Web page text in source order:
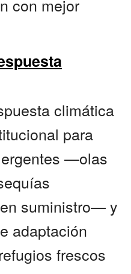
con mejor
climática
para
—olas
suministro— y
adaptación
frescos